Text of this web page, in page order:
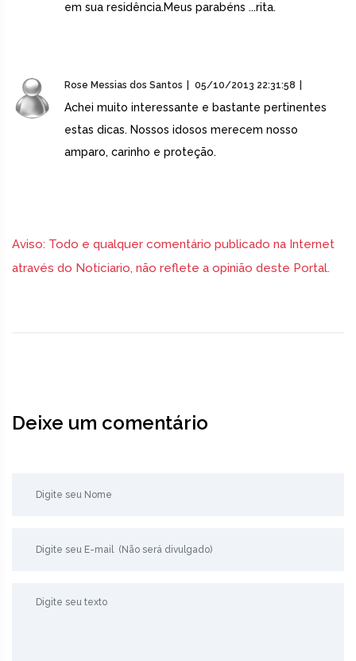
em sua residência.Meus parabéns ...rita.
Rose Messias dos Santos 05/10/2013 22:31:58
Achei muito interessante e bastante pertinentes
estas dicas. Nossos idosos merecem nosso
amparo, carinho e proteção.
Aviso: Todo e qualquer comentário publicado na Internet
através do Noticiario, não reflete a opinião deste Portal.
Deixe um comentário